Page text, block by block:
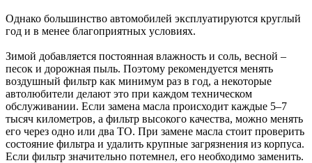
Однако большинство автомобилей эксплуатируются круглый
год и в менее благоприятных условиях.
Зимой добавляется постоянная влажность и соль, весной –
песок и дорожная пыль. Поэтому рекомендуется менять
воздушный фильтр как минимум раз в год, а некоторые
автолюбители делают это при каждом техническом
обслуживании. Если замена масла происходит каждые 5–7
тысяч километров, а фильтр высокого качества, можно менять
его через одно или два ТО. При замене масла стоит проверить
состояние фильтра и удалить крупные загрязнения из корпуса.
Если фильтр значительно потемнел, его необходимо заменить.